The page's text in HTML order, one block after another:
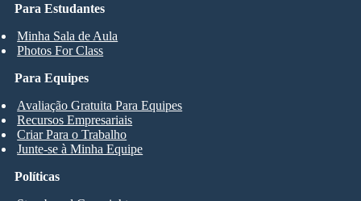
Para Estudantes
Minha Sala de Aula
Photos For Class
Para Equipes
Avaliação Gratuita Para Equipes
Recursos Empresariais
Criar Para o Trabalho
Junte-se à Minha Equipe
Políticas